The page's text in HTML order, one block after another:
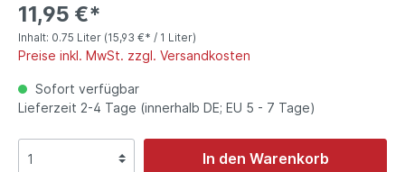
11,95 €*
Inhalt: 0.75 Liter (15,93 €* / 1 Liter)
Preise inkl. MwSt. zzgl. Versandkosten
Sofort verfügbar
Lieferzeit 2-4 Tage (innerhalb DE; EU 5 - 7 Tage)
In den Warenkorb